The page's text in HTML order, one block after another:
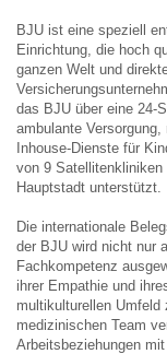
BJU ist eine speziell
Einrichtung, die hoch
ganzen Welt und
das BJU über eine 24-
ambulante
Inhouse-Dienste für
von 9
Hauptstadt unterstützt.
Die internationale
der BJU wird nicht nur
Fachkompetenz
ihrer Empathie und
multikulturellen Umfeld
medizinischen Team
Arbeitsbeziehungen